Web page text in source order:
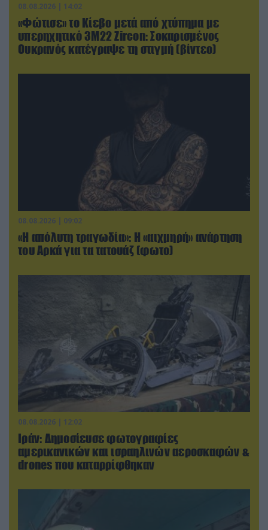
08.08.2026 | 14:02
«Φώτισε» το Κίεβο μετά από χτύπημα με
υπερηχητικό 3M22 Zircon: Σοκαρισμένος
Ουκρανός κατέγραψε τη στιγμή (βίντεο)
08.08.2026 | 09:02
«Η απόλυτη τραγωδία»: Η «αιχμηρή» ανάρτηση
του Αρκά για τα τατουάζ (φωτο)
08.08.2026 | 12:02
Ιράν: Δημοσίευσε φωτογραφίες
αμερικανικών και ισραηλινών αεροσκαφών &
drones που καταρρίφθηκαν